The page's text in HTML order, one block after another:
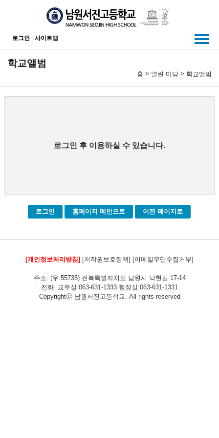
로그인 사이트맵
학교앨범
홈 > 열린 마당 > 학교앨범
로그인 후 이용하실 수 있습니다.
로그인 홈페이지 메인으로 이전 페이지로
[개인정보처리방침] [저작권보호정책] [이메일무단수집거부]
주소: (우:55735) 전북특별자치도 남원시 낙현길 17-14
전화: 교무실:063-631-1333 행정실:063-631-1331
Copyrightⓒ 남원서진고등학교. All rights reserved